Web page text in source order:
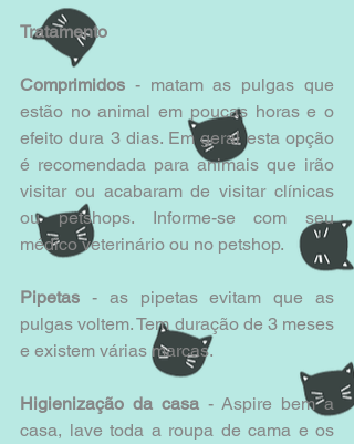
Tratamento
Comprimidos - matam as pulgas que
estão no animal em poucas horas e o
efeito dura 3 dias. Em geral esta opção
é recomendada para animais que irão
visitar ou acabaram de visitar clínicas
ou petshops. Informe-se com seu
médico veterinário ou no petshop.
Pipetas - as pipetas evitam que as
pulgas voltem. Tem duração de 3 meses
e existem várias marcas.
Higienização da casa - Aspire bem a
casa, lave toda a roupa de cama e os